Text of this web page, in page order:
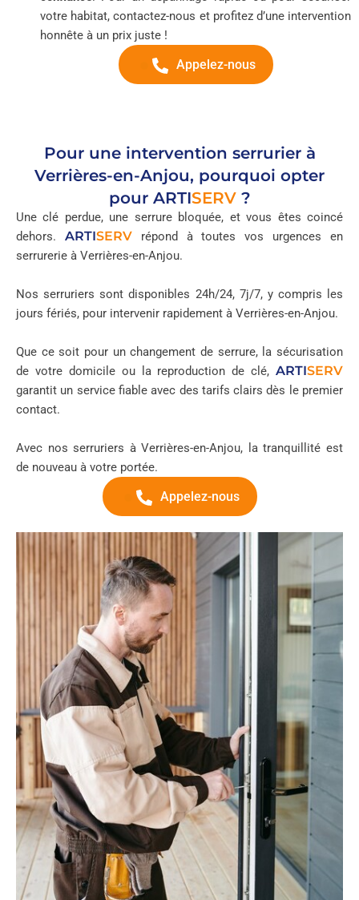
votre habitat, contactez-nous et profitez d’une intervention
honnête à un prix juste !
Appelez-nous
Pour une intervention serrurier à
Verrières-en-Anjou, pourquoi opter
pour ARTISERV?
Une clé perdue, une serrure bloquée, et vous êtes coincé
dehors. ARTISERVrépond à toutes vos urgences en
serrurerie à Verrières-en-Anjou.
Nos serruriers sont disponibles 24h/24, 7j/7, y compris les
jours fériés, pour intervenir rapidement à Verrières-en-Anjou.
Que ce soit pour un changement de serrure, la sécurisation
de votre domicile ou la reproduction de clé, ARTISERV
garantit un service fiable avec des tarifs clairs dès le premier
contact.
Avec nos serruriers à Verrières-en-Anjou, la tranquillité est
de nouveau à votre portée.
Appelez-nous